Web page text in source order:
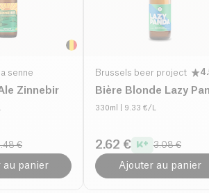
senne
Zinnebir
€
au panier
Brussels beer project
Bière Blonde Lazy
330ml | 9.33 €/L
2.62 € 3.08 €
Ajouter au panier